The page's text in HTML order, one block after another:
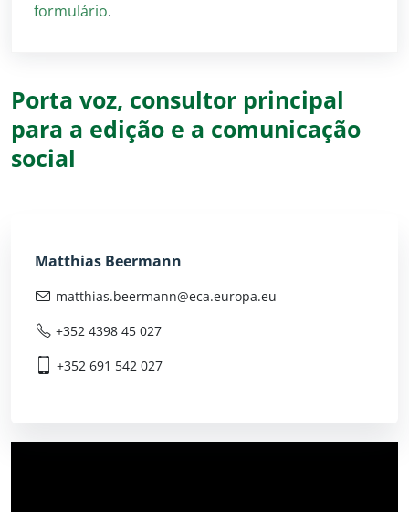
formulário.
Porta voz, consultor principal
para a edição e a comunicação
social
Matthias Beermann
matthias.beermann@eca.europa.eu
+352 4398 45 027
+352 691 542 027